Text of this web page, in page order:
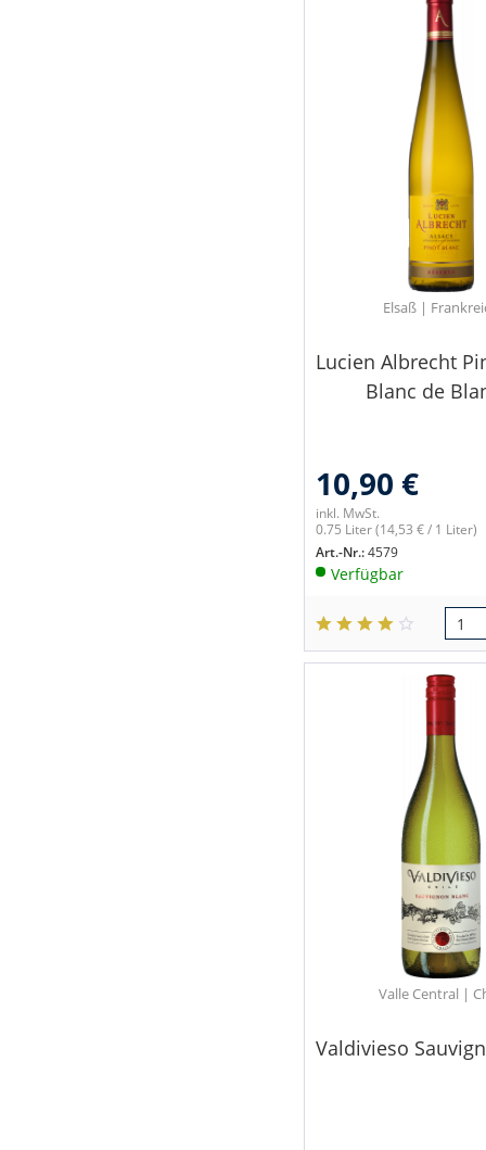
Elsaß |
Lucien Albrecht
Blanc de
10,90 €
inkl. MwSt.
0.75 Liter(14,53 € / 1 Liter)
Art.-Nr.:4579
Verfügbar
Valle Central |
Valdivieso